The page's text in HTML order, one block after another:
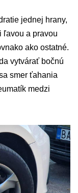
jednej hrany,
ľavou a pravou
ako ostatné.
vytvárať bočnú
smer ťahania
medzi